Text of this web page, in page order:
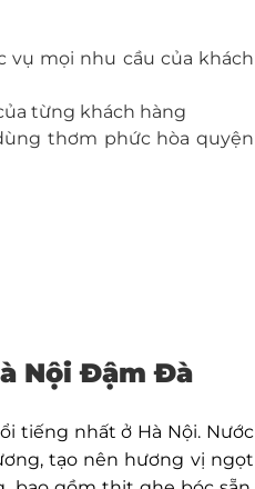
vụ mọi nhu cầu của khách
từng khách hàng
thơm phức hòa quyện
Nội Đậm Đà
tiếng nhất ở Hà Nội. Nước
tạo nên hương vị ngọt